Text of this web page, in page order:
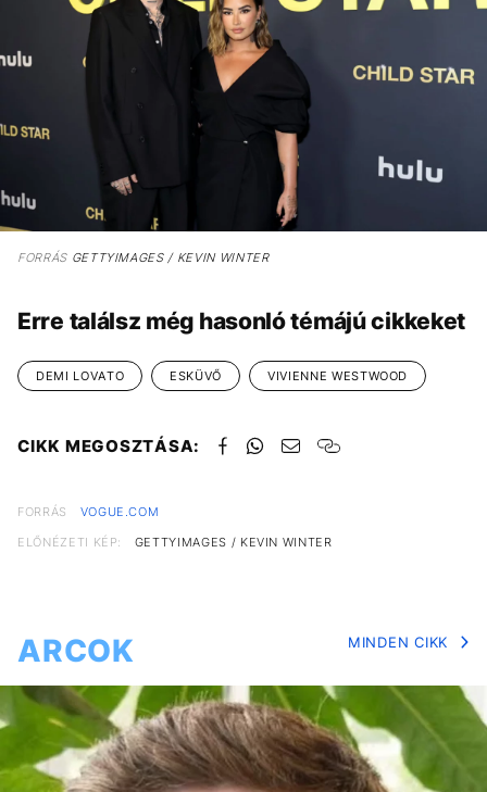
FORRÁSGETTYIMAGES / KEVIN WINTER
Erre találsz még hasonló témájú cikkeket
DEMI LOVATO ESKÜVŐ VIVIENNE WESTWOOD
CIKK MEGOSZTÁSA:
FORRÁS
VOGUE.COM
ELŐNÉZETI KÉP:
GETTYIMAGES / KEVIN WINTER
ARCOK MINDEN CIKK